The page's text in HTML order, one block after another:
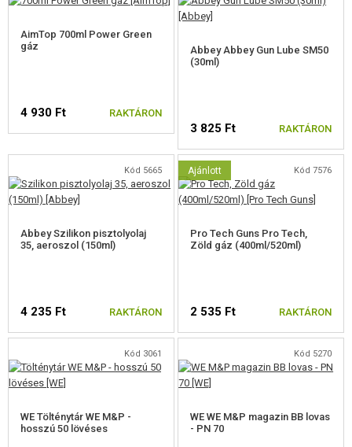
AimTop 700ml Power Green
gáz
4 930 Ft RAKTÁRON
Abbey Abbey Gun Lube SM50
(30ml)
3 825 Ft RAKTÁRON
Kód 5665
Abbey Szilikon pisztolyolaj
35, aeroszol (150ml)
4 235 Ft RAKTÁRON
Ajánlott Kód 7576
Pro Tech Guns Pro Tech,
Zöld gáz (400ml/520ml)
2 535 Ft RAKTÁRON
Kód 3061
WE Tölténytár WE M&P -
hosszú 50 lövéses
Kód 5270
WE WE M&P magazin BB lovas
- PN 70